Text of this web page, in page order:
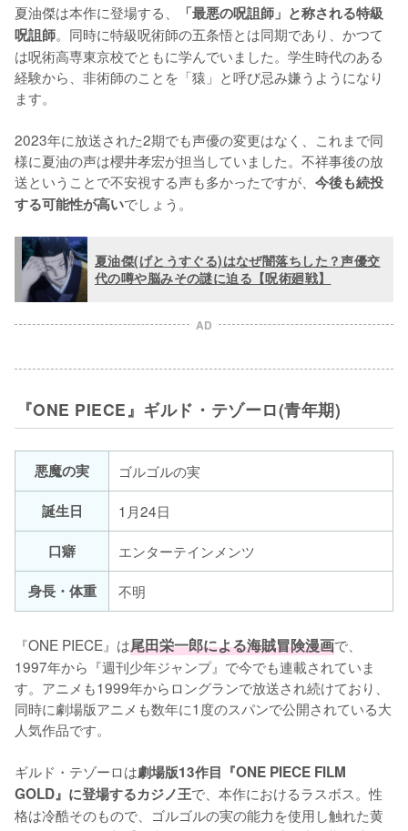
夏油傑は本作に登場する、
「最悪の呪詛師」と称される特級
呪詛師。同時に特級呪術師の五条悟とは同期であり、かつて
は呪術高専東京校でともに学んでいました。学生時代のある
経験から、非術師のことを「猿」と呼び忌み嫌うようになり
ます。
2023年に放送された2期でも声優の変更はなく、これまで同
様に夏油の声は櫻井孝宏が担当していました。不祥事後の放
送ということで不安視する声も多かったですが、 今後も続投
する可能性が高いでしょう。
夏油傑(げとうすぐる)はなぜ闇落ちした？声優交
代の噂や脳みその謎に迫る【呪術廻戦】
AD
『ONE PIECE』ギルド・テゾーロ(青年期)
悪魔の実
ゴルゴルの実
誕生日
1月24日
口癖
エンターテインメンツ
身長・体重
不明
『ONE PIECE』は尾田栄一郎による海賊冒険漫画で、
1997年から『週刊少年ジャンプ』で今でも連載されていま
す。アニメも1999年からロングランで放送され続けており、
同時に劇場版アニメも数年に1度のスパンで公開されている大
人気作品です。
ギルド・テゾーロは劇場版13作目『ONE PIECE FILM
GOLD』に登場するカジノ王で、本作におけるラスボス。性
格は冷酷そのもので、ゴルゴルの実の能力を使用し触れた黄